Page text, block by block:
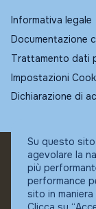
Informativa legale
Documentazione
Trattamento dati
Impostazioni
Dichiarazione di
© Fundstore
Collocatore
Banca Ifigest SpA
P.Iva:
Su questo
agevolare la
più
performance
sito in